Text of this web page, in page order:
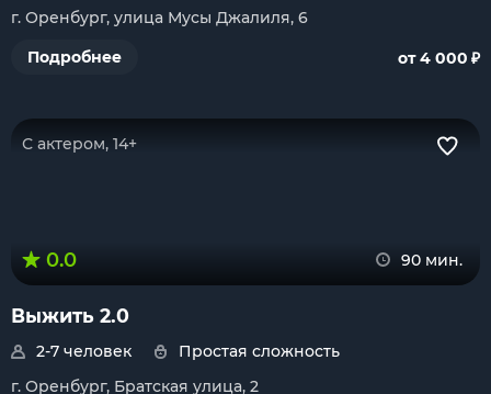
г. Оренбург, улица Мусы Джалиля, 6
Подробнее
от 4 000 ₽
С актером, 14+
0.0 90 мин.
Выжить 2.0
2-7 человек
Простая сложность
г. Оренбург, Братская улица, 2